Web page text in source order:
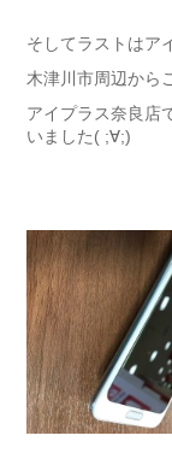
そしてラストはア
木津川市周辺から
アイプラス奈良店
いました( ;∀;)